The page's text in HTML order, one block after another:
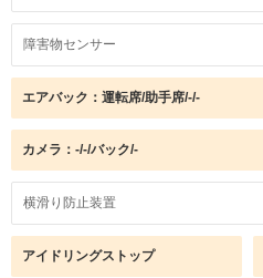
障害物センサー
エアバック：運転席/助手席/-/-
カメラ：-/-/バック/-
横滑り防止装置
アイドリングストップ